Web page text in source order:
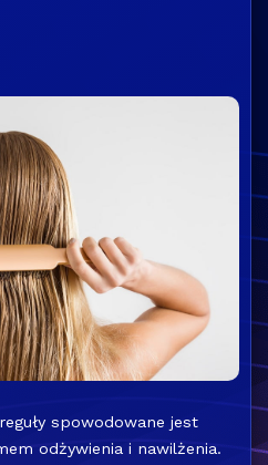
spowodowane jest
odżywienia i nawilżenia.